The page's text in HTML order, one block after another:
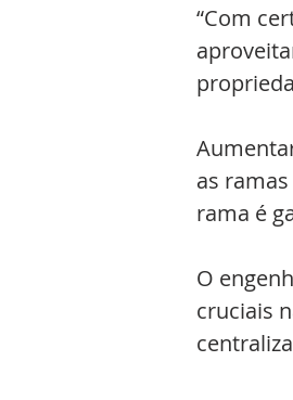
“Com
as
rama é
O
cruciais